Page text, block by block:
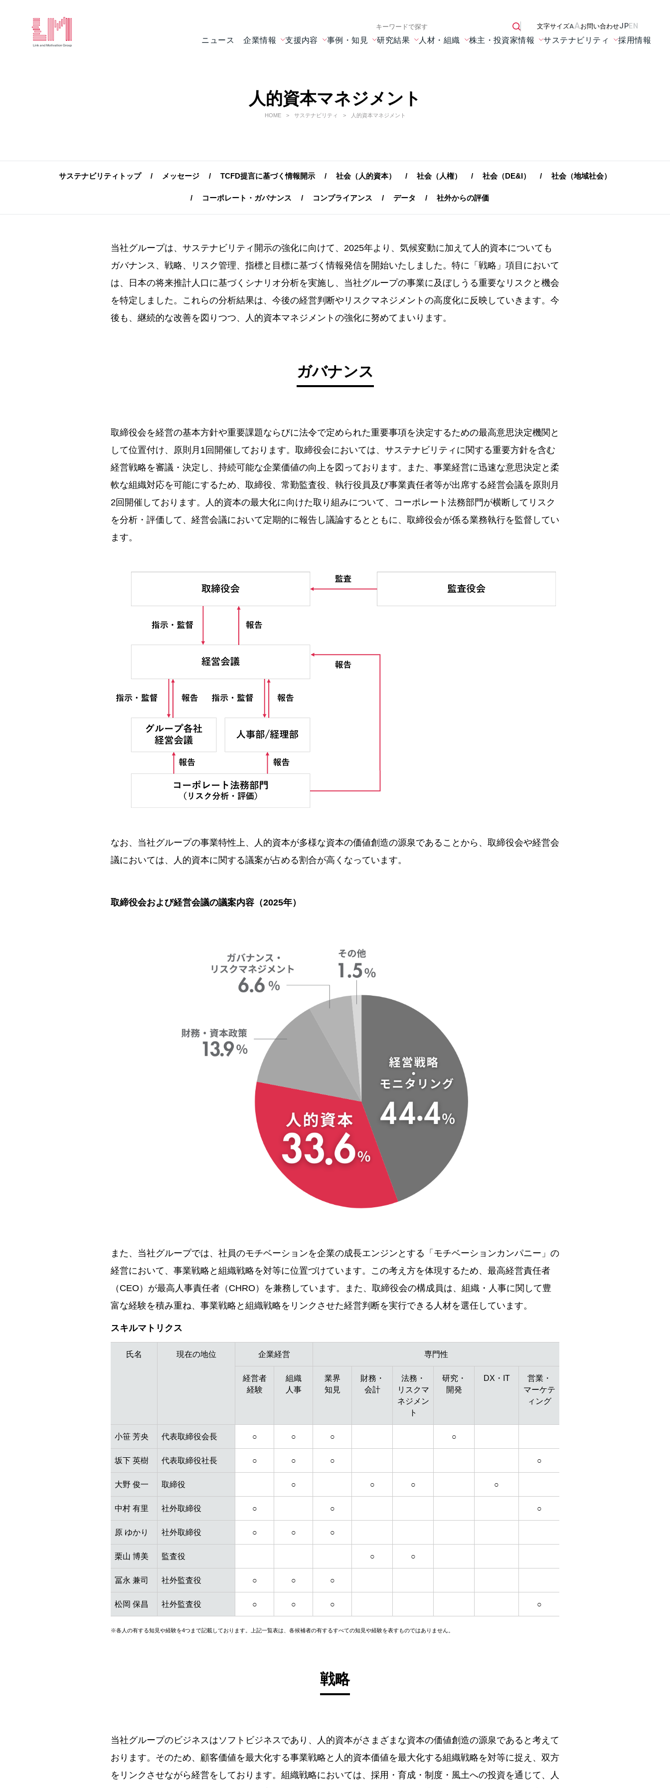
検索キーワード入力 文字サイズAAお問い合わせJPEN
ニュース 企業情報 支援内容 事例・知見 研究結果 人材・組織 株主・投資家情報 サステナビリティ 採用情報
人的資本マネジメント
HOME サステナビリティ 人的資本マネジメント
サステナビリティトップ メッセージ TCFD提言に基づく情報開示 社会（人的資本） 社会（人権） 社会（DE&I） 社会（地域社会）
コーポレート・ガバナンス コンプライアンス データ 社外からの評価
当社グループは、サステナビリティ開示の強化に向けて、2025年より、気候変動に加えて人的資本についても
ガバナンス、戦略、リスク管理、指標と目標に基づく情報発信を開始いたしました。特に「戦略」項目において
は、日本の将来推計人口に基づくシナリオ分析を実施し、当社グループの事業に及ぼしうる重要なリスクと機会
を特定しました。これらの分析結果は、今後の経営判断やリスクマネジメントの高度化に反映していきます。今
後も、継続的な改善を図りつつ、人的資本マネジメントの強化に努めてまいります。
ガバナンス
取締役会を経営の基本方針や重要課題ならびに法令で定められた重要事項を決定するための最高意思決定機関と
して位置付け、原則月1回開催しております。取締役会においては、サステナビリティに関する重要方針を含む
経営戦略を審議・決定し、持続可能な企業価値の向上を図っております。また、事業経営に迅速な意思決定と柔
軟な組織対応を可能にするため、取締役、常勤監査役、執行役員及び事業責任者等が出席する経営会議を原則月
2回開催しております。人的資本の最大化に向けた取り組みについて、コーポレート法務部門が横断してリスク
を分析・評価して、経営会議において定期的に報告し議論するとともに、取締役会が係る業務執行を監督してい
ます。
なお、当社グループの事業特性上、人的資本が多様な資本の価値創造の源泉であることから、取締役会や経営会
議においては、人的資本に関する議案が占める割合が高くなっています。
取締役会および経営会議の議案内容（2025年）
また、当社グループでは、社員のモチベーションを企業の成長エンジンとする「モチベーションカンパニー」の
経営において、事業戦略と組織戦略を対等に位置づけています。この考え方を体現するため、最高経営責任者
（CEO）が最高人事責任者（CHRO）を兼務しています。また、取締役会の構成員は、組織・人事に関して豊
富な経験を積み重ね、事業戦略と組織戦略をリンクさせた経営判断を実行できる人材を選任しています。
スキルマトリクス
氏名 現在の地位 企業経営 専門性
経営者
経験
組織
人事
業界
知見
財務・
会計
法務・
リスクマ
ネジメン
ト
研究・
開発
DX・IT
営業・
マーケテ
ィング
小笹 芳央 代表取締役会長 ○ ○ ○ ○
坂下 英樹 代表取締役社長 ○ ○ ○ ○
大野 俊一 取締役 ○ ○ ○ ○
中村 有里 社外取締役 ○ ○ ○
原 ゆかり 社外取締役 ○ ○ ○
栗山 博美 監査役 ○ ○
冨永 兼司 社外監査役 ○ ○ ○
松岡 保昌 社外監査役 ○ ○ ○ ○
※各人の有する知見や経験を4つまで記載しております。上記一覧表は、各候補者の有するすべての知見や経験を表すものではありません。
戦略
当社グループのビジネスはソフトビジネスであり、人的資本がさまざまな資本の価値創造の源泉であると考えて
おります。そのため、顧客価値を最大化する事業戦略と人的資本価値を最大化する組織戦略を対等に捉え、双方
をリンクさせながら経営をしております。組織戦略においては、採用・育成・制度・風土への投資を通じて、人